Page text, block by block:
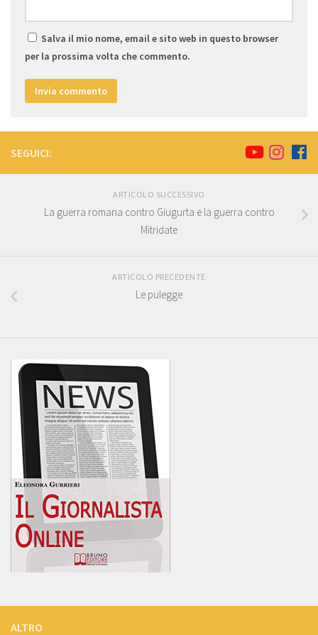
Salva il mio nome, email e sito web in questo browser
per la prossima volta che commento.
SEGUICI:
ARTICOLO SUCCESSIVO
La guerra romana contro Giugurta e la guerra contro
Mitridate
ARTICOLO PRECEDENTE
Le pulegge
ALTRO